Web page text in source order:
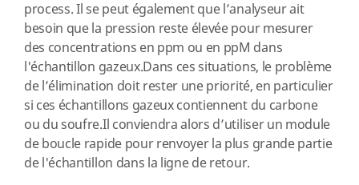
process. Il se peut également que l’analyseur ait
besoin que la pression reste élevée pour mesurer
des concentrations en ppm ou en ppM dans
l'échantillon gazeux.Dans ces situations, le problème
de l’élimination doit rester une priorité, en particulier
si ces échantillons gazeux contiennent du carbone
ou du soufre.Il conviendra alors d’utiliser un module
de boucle rapide pour renvoyer la plus grande partie
de l'échantillon dans la ligne de retour.